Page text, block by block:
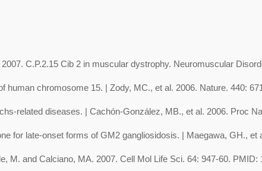
C.P.2.15 Cib 2 in muscular dystrophy. Neuromuscular
human chromosome 15. | Zody, MC., et al. 2006. Nature. 440:
related diseases. | Cachón-González, MB., et al. 2006. Proc
for late-onset forms of GM2 gangliosidosis. | Maegawa, GH., et
M. and Calciano, MA. 2007. Cell Mol Life Sci. 64: 947-60. PMID: